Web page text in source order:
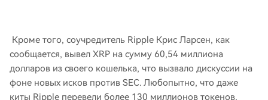
Кроме того, соучредитель Ripple Крис Ларсен, как
сообщается, вывел XRP на сумму 60,54 миллиона
долларов из своего кошелька, что вызвало дискуссии на
фоне новых исков против SEC. Любопытно, что даже
киты Ripple перевели более 130 миллионов токенов,